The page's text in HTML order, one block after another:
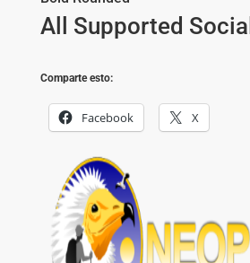
All Supported
Comparte esto:
Facebook X